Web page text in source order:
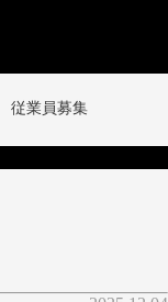
従業員募集